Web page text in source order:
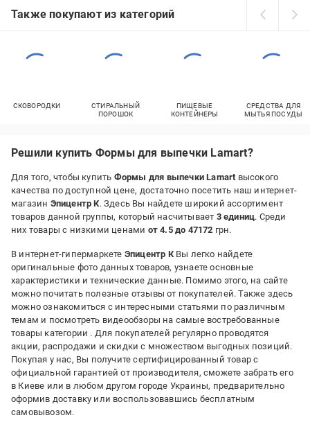
Также покупают из категорий
СКОВОРОДКИ
СТИРАЛЬНЫЙ
ПОРОШОК
ПИЩЕВЫЕ
КОНТЕЙНЕРЫ
СРЕДСТВА ДЛЯ
МЫТЬЯ ПОСУДЫ
Решили купить Формы для выпечки Lamart?
Для того, чтобы купить Формы для выпечки Lamartвысокого
качества по доступной цене, достаточно посетить наш интернет-
магазин Эпицентр К. Здесь Вы найдете широкий ассортимент
товаров данной группы, который насчитывает 3 единиц. Среди
них товары с низкими ценами от 4.5 до 47172 грн.
В интернет-гипермаркете Эпицентр КВы легко найдете
оригинальные фото данных товаров, узнаете основные
характеристики и технические данные. Помимо этого, на сайте
можно почитать полезные отзывы от покупателей. Также здесь
можно ознакомиться с интересными статьями по различным
темам и посмотреть видеообзоры на самые востребованные
товары категории . Для покупателей регулярно проводятся
акции, распродажи и скидки с множеством выгодных позиций.
Покупая у нас, Вы получите сертифицированный товар с
официальной гарантией от производителя, сможете забрать его
в Киеве или в любом другом городе Украины, предварительно
оформив доставку или воспользовавшись бесплатным
самовывозом.